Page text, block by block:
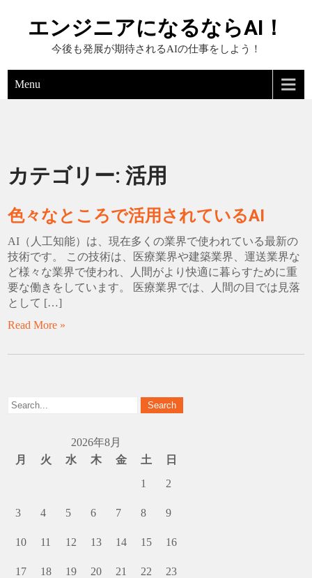
エンジニアになるならAI！
今後も発展が期待されるAIの仕事をしよう！
Menu
カテゴリー:活用
色々なところで活用されているAI
AI（人工知能）は、現在多くの業界で使われている最新の
技術です。 この技術は、医療業界や建築業界、運送業界な
ど様々な業界で使われ、人間がより快適に暮らすために重
要な働きをしています。 医療業界では、人間の目では見落
として […]
Read More »
2026年8月
月
火 水 木 金 土
日
1
2
3 4 5 6 7 8 9
10 11 12 13 14 15 16
17 18 19 20 21 22 23